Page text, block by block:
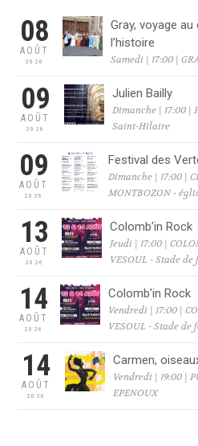
08
AOÛT
2026
Gray, voyage
l’histoire
Samedi | 17:00 |
09
AOÛT
2026
Julien Bailly
Dimanche | 17:00 |
Saint-Hilaire
09
AOÛT
2026
Festival des
Dimanche | 17:00 |
MONTBOZON -
13
AOÛT
2026
Colomb’in Rock
Jeudi | 17:00 |
VESOUL - Stade de
14
AOÛT
2026
Colomb’in Rock
Vendredi | 17:00 |
VESOUL - Stade de
14
AOÛT
2026
Carmen,
Vendredi | 19:00 |
EPENOUX